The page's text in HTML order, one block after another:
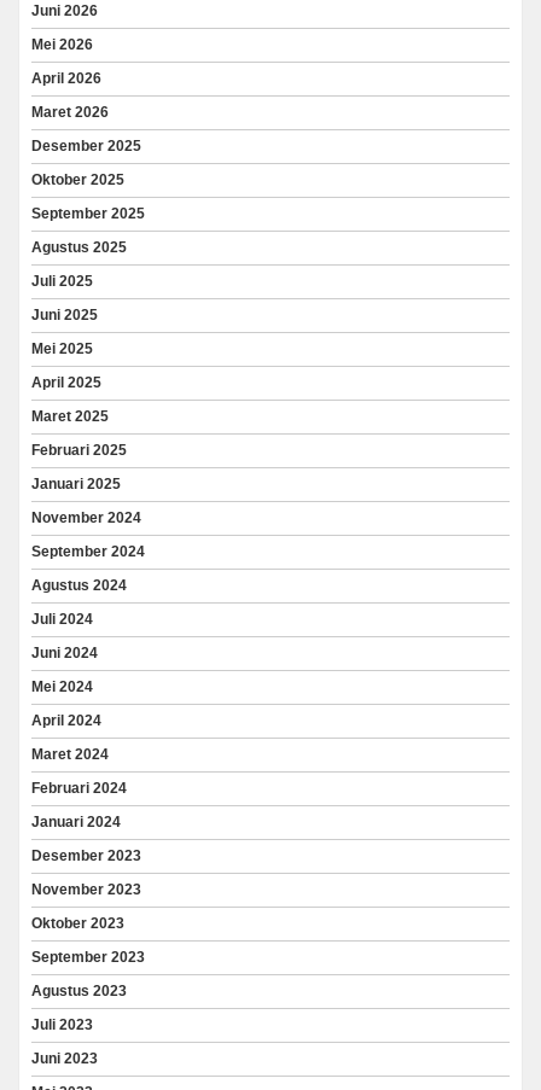
Juni 2026
Mei 2026
April 2026
Maret 2026
Desember 2025
Oktober 2025
September 2025
Agustus 2025
Juli 2025
Juni 2025
Mei 2025
April 2025
Maret 2025
Februari 2025
Januari 2025
November 2024
September 2024
Agustus 2024
Juli 2024
Juni 2024
Mei 2024
April 2024
Maret 2024
Februari 2024
Januari 2024
Desember 2023
November 2023
Oktober 2023
September 2023
Agustus 2023
Juli 2023
Juni 2023